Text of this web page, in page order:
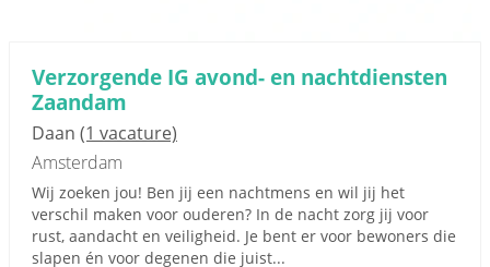
Verzorgende IG avond- en nachtdiensten
Zaandam
Daan (1 vacature)
Amsterdam
Wij zoeken jou! Ben jij een nachtmens en wil jij het
verschil maken voor ouderen? In de nacht zorg jij voor
rust, aandacht en veiligheid. Je bent er voor bewoners die
slapen én voor degenen die juist...